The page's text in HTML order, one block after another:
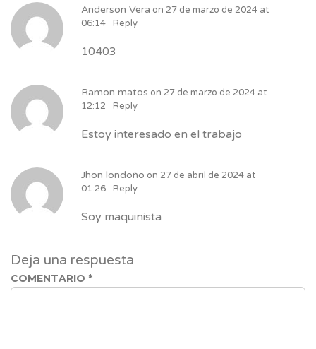
Anderson Vera on 27 de marzo de 2024 at
06:14
Reply
10403
Ramon matos on 27 de marzo de 2024 at
12:12
Reply
Estoy interesado en el trabajo
Jhon londoño on 27 de abril de 2024 at
01:26
Reply
Soy maquinista
Deja una respuesta
COMENTARIO *